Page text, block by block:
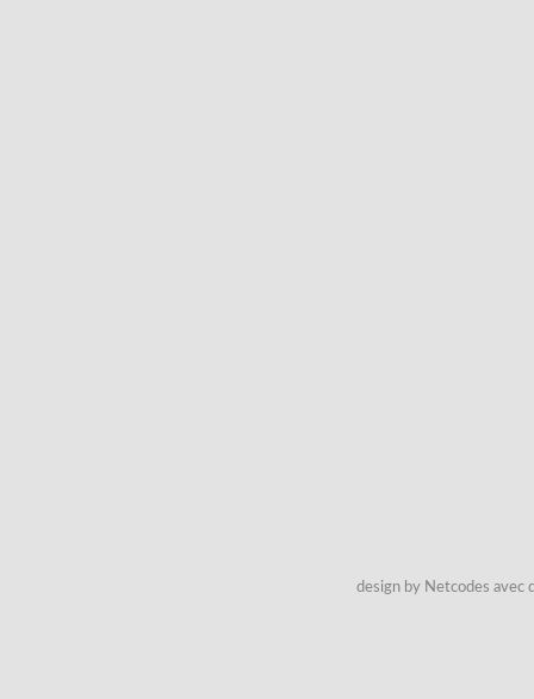
design by Netcodes avec